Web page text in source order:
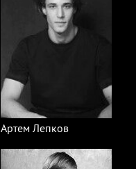
Артем Лепков